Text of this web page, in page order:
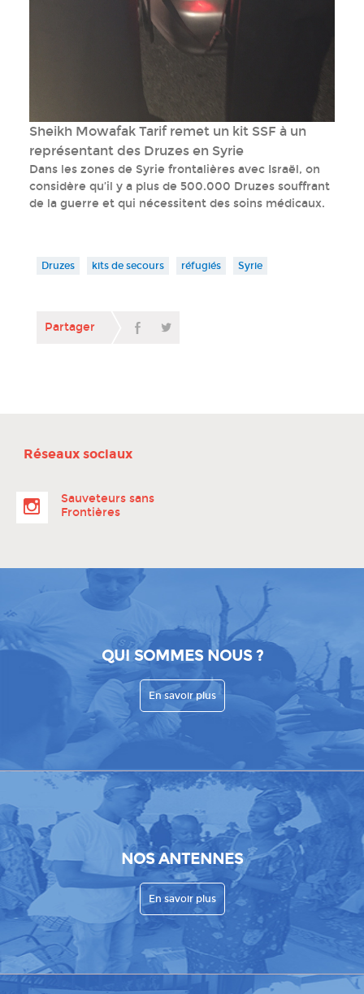
Sheikh Mowafak Tarif remet un kit SSF à un
représentant des Druzes en Syrie
Dans les zones de Syrie frontalières avec Israël, on
considère qu’il y a plus de 500.000 Druzes souffrant
de la guerre et qui nécessitent des soins médicaux.
Druzes kits de secours réfugiés Syrie
Partager
Réseaux sociaux
Sauveteurs sans
Frontières
QUI SOMMES NOUS ?
En savoir plus
NOS ANTENNES
En savoir plus